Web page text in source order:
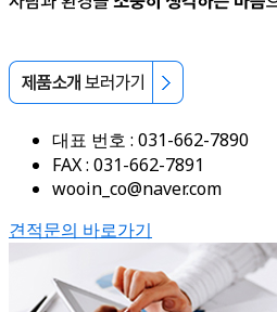
대표 번호 : 031-662-7890
FAX : 031-662-7891
wooin_co@naver.com
견적문의 바로가기